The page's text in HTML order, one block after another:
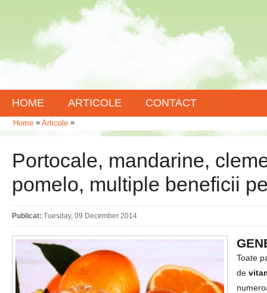
HOME ARTICOLE CONTACT
Home » Articole »
Portocale, mandarine,
pomelo, multiple beneficii
Publicat: Tuesday, 09 December 2014
Toate
de